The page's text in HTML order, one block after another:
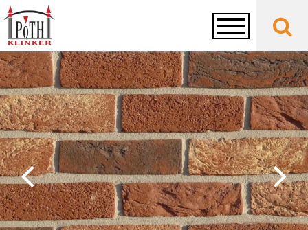
Toggle
navigation